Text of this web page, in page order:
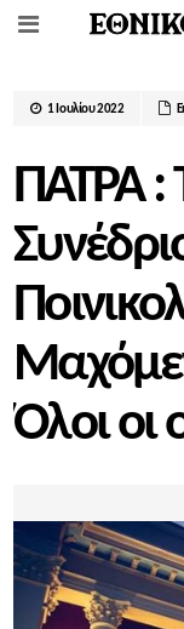
1 Ιουλίου 2022
ΠΑΤΡΑ :
Όλοι οι